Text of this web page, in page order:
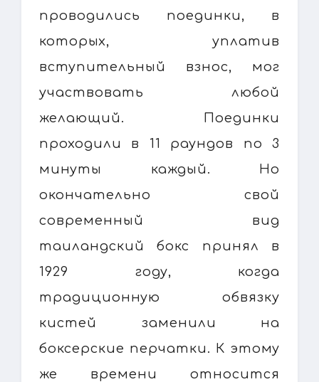
проводились поединки, в
которых, уплатив
вступительный взнос, мог
участвовать любой
желающий. Поединки
проходили в 11 раундов по 3
минуты каждый. Но
окончательно свой
современный вид
таиландский бокс принял в
1929 году, когда
традиционную обвязку
кистей заменили на
боксерские перчатки. К этому
же времени относится